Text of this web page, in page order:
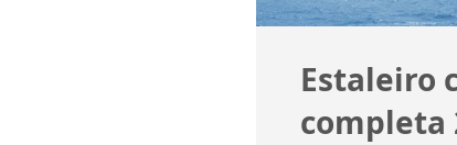
Estaleiro
completa